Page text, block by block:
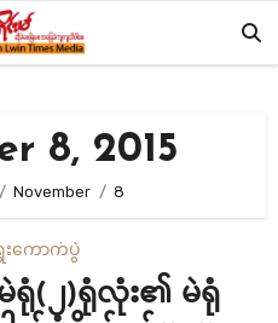
8, 2015
November 8
းကောက်ပွဲ
မဲရုံ(၂)ရုံလုံး၏ မဲရုံ